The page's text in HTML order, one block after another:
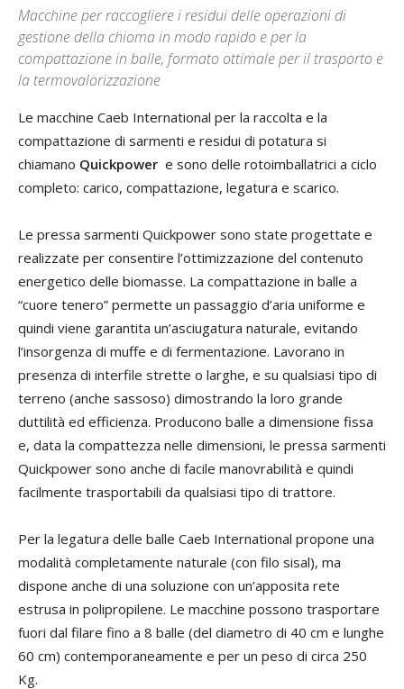
Macchine per raccogliere i residui delle operazioni di
gestione della chioma in modo rapido e per la
compattazione in balle, formato ottimale per il trasporto e
la termovalorizzazione
Le macchine Caeb International per la raccolta e la
compattazione di sarmenti e residui di potatura si
chiamano Quickpower e sono delle rotoimballatrici a ciclo
completo: carico, compattazione, legatura e scarico.
Le pressa sarmenti Quickpower sono state progettate e
realizzate per consentire l’ottimizzazione del contenuto
energetico delle biomasse. La compattazione in balle a
“cuore tenero” permette un passaggio d’aria uniforme e
quindi viene garantita un’asciugatura naturale, evitando
l’insorgenza di muffe e di fermentazione. Lavorano in
presenza di interfile strette o larghe, e su qualsiasi tipo di
terreno (anche sassoso) dimostrando la loro grande
duttilità ed efficienza. Producono balle a dimensione fissa
e, data la compattezza nelle dimensioni, le pressa sarmenti
Quickpower sono anche di facile manovrabilità e quindi
facilmente trasportabili da qualsiasi tipo di trattore.
Per la legatura delle balle Caeb International propone una
modalità completamente naturale (con filo sisal), ma
dispone anche di una soluzione con un’apposita rete
estrusa in polipropilene. Le macchine possono trasportare
fuori dal filare fino a 8 balle (del diametro di 40 cm e lunghe
60 cm) contemporaneamente e per un peso di circa 250
Kg.